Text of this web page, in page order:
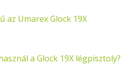
az Umarex Glock 19X
a Glock 19X légpisztoly?